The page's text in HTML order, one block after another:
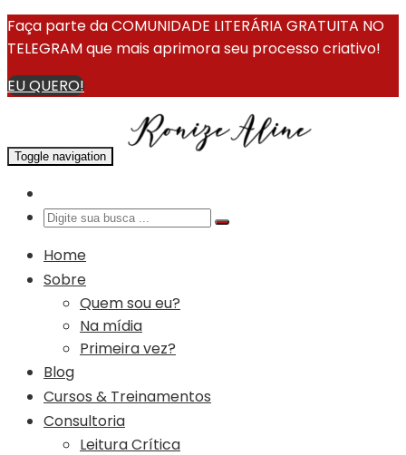
Faça parte da COMUNIDADE LITERÁRIA GRATUITA NO
TELEGRAM que mais aprimora seu processo criativo!
EU QUERO!
Toggle navigation
Home
Sobre
Quem sou eu?
Na mídia
Primeira vez?
Blog
Cursos & Treinamentos
Consultoria
Leitura Crítica